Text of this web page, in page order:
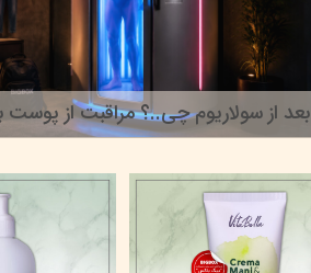
بعد از سولاریوم چی..؟ مراقبت از پوست